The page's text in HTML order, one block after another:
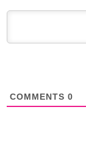
0